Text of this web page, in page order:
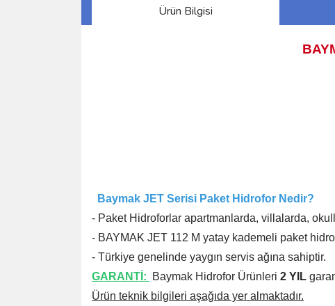
Ürün Bilgisi
Baymak JET Serisi Paket Hidrofor Nedir?
- Paket Hidroforlar apartmanlarda, villalarda,
- BAYMAK JET 112 M yatay kademeli paket
- Türkiye genelinde yaygın servis ağına sahiptir.
GARANTİ:
Baymak Hidrofor Ürünleri 2 YIL
Ürün teknik bilgileri aşağıda yer almaktadır.